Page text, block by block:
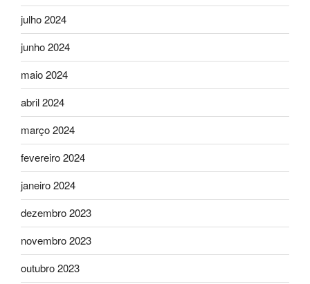
julho 2024
junho 2024
maio 2024
abril 2024
março 2024
fevereiro 2024
janeiro 2024
dezembro 2023
novembro 2023
outubro 2023